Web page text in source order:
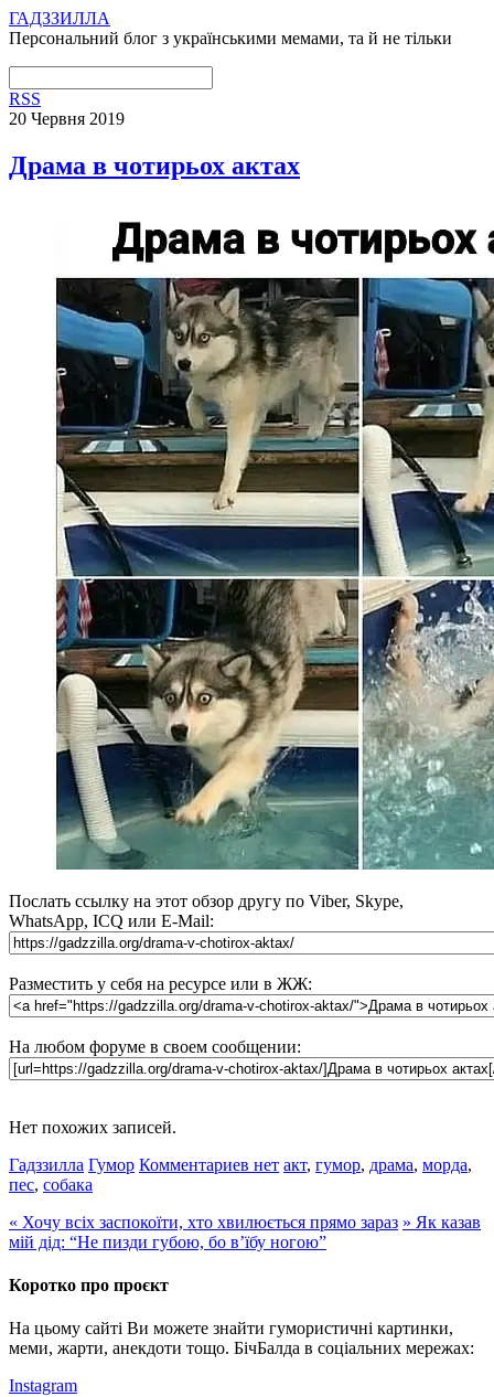
ГАДЗЗИЛЛА
Персональний блог з українськими мемами, та й не тільки
RSS
20 Червня 2019
Драма в чотирьох актах
Послать ссылку на этот обзор другу по Viber, Skype,
WhatsApp, ICQ или E-Mail:
Разместить у себя на ресурсе или в ЖЖ:
На любом форуме в своем сообщении:
Нет похожих записей.
Гадззилла Гумор Комментариев нет акт, гумор, драма, морда,
пес, собака
« Хочу всіх заспокоїти, хто хвилюється прямо зараз » Як казав
мій дід: “Не пизди губою, бо в’їбу ногою”
Коротко про проєкт
На цьому сайті Ви можете знайти гумористичні картинки,
меми, жарти, анекдоти тощо. БічБалда в соціальних мережах:
Instagram